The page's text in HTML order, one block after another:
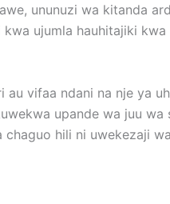
ununuzi wa kitanda
ujumla hauhitajiki
vifaa ndani na nje ya
upande wa juu wa
hili ni uwekezaji